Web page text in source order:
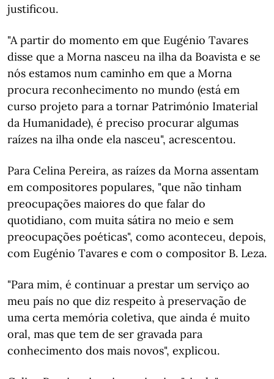
justificou.
"A partir do momento em que Eugénio Tavares
disse que a Morna nasceu na ilha da Boavista e se
nós estamos num caminho em que a Morna
procura reconhecimento no mundo (está em
curso projeto para a tornar Património Imaterial
da Humanidade), é preciso procurar algumas
raízes na ilha onde ela nasceu", acrescentou.
Para Celina Pereira, as raízes da Morna assentam
em compositores populares, "que não tinham
preocupações maiores do que falar do
quotidiano, com muita sátira no meio e sem
preocupações poéticas", como aconteceu, depois,
com Eugénio Tavares e com o compositor B. Leza.
"Para mim, é continuar a prestar um serviço ao
meu país no que diz respeito à preservação de
uma certa memória coletiva, que ainda é muito
oral, mas que tem de ser gravada para
conhecimento dos mais novos", explicou.